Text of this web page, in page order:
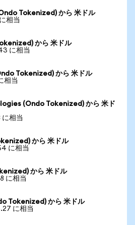
Tokenized) から 米ドル
相当
から 米ドル
に相当
Tokenized) から 米ドル
相当
(Ondo Tokenized) から 米ド
に相当
から 米ドル
に相当
から 米ドル
に相当
Tokenized) から 米ドル
に相当